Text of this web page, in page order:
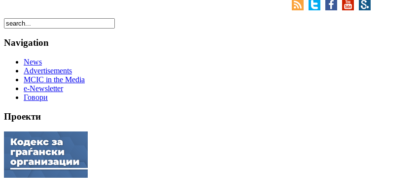
Navigation
News
Advertisements
MCIC in the Media
e-Newsletter
Говори
Проекти